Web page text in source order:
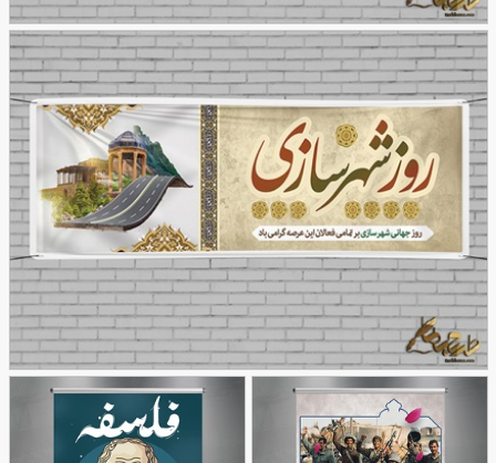
طرح بنر روز دانش آموز
86
نمونه بنر روز شهرسازی